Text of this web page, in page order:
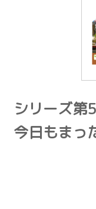
シリーズ第
今日もまっ